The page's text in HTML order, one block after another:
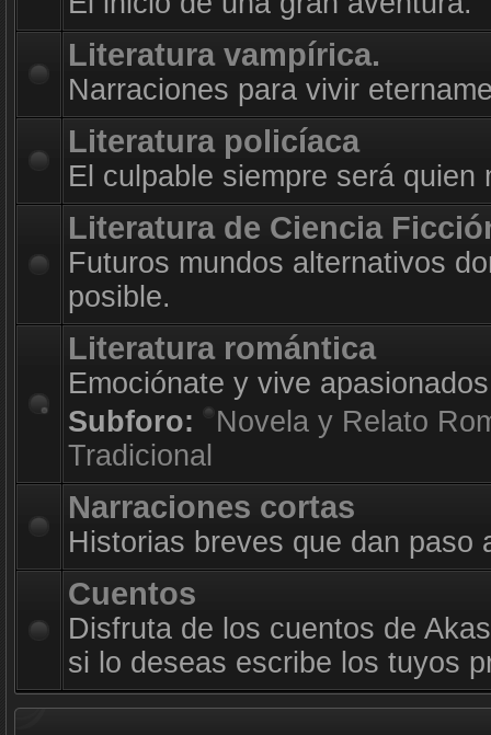
Literatura vampírica.
Narraciones para vivir
Literatura policíaca
El culpable siempre será quien
Literatura de Ciencia
Futuros mundos alternativos
posible.
Literatura romántica
Emociónate y vive
Subforo:
Novela y Relato
Tradicional
Narraciones cortas
Historias breves que dan paso
Cuentos
Disfruta de los cuentos de
si lo deseas escribe los tuyos